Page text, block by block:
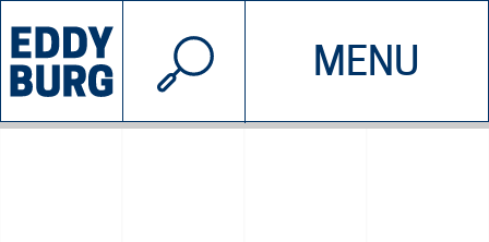
MENU
INIZIATIVE CHI SIAMO
© 2026 EDDYBURG